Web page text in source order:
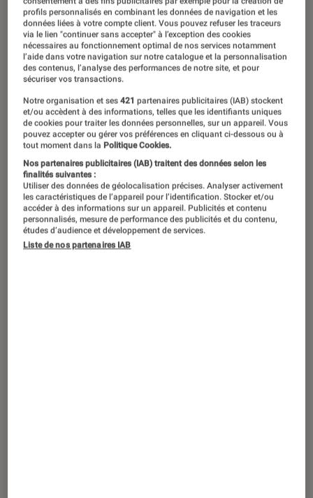
Carrefour lance Hopla, son ChatGPT
pour vous aider à faire vos courses
ACTU
Société numérique • 09 juin 2023
profils personnalisés en combinant les données de navigation et les
données liées à votre compte client. Vous pouvez refuser les traceurs
via le lien "continuer sans accepter" à l’exception des cookies
nécessaires au fonctionnement optimal de nos services notamment
l’aide dans votre navigation sur notre catalogue et la personnalisation
des contenus, l’analyse des performances de notre site, et pour
sécuriser vos transactions.
Notre organisation et ses421 partenaires publicitaires (IAB) stockent
et/ou accèdent à des informations, telles que les identifiants uniques
de cookies pour traiter les données personnelles, sur un appareil. Vous
pouvez accepter ou gérer vos préférences en cliquant ci-dessous ou à
tout moment dans la Politique Cookies.
Nos partenaires publicitaires (IAB) traitent des données selon les
finalités suivantes :
Utiliser des données de géolocalisation précises. Analyser activement
les caractéristiques de l’appareil pour l’identification. Stocker et/ou
accéder à des informations sur un appareil. Publicités et contenu
personnalisés, mesure de performance des publicités et du contenu,
études d’audience et développement de services.
Liste de nos partenaires IAB